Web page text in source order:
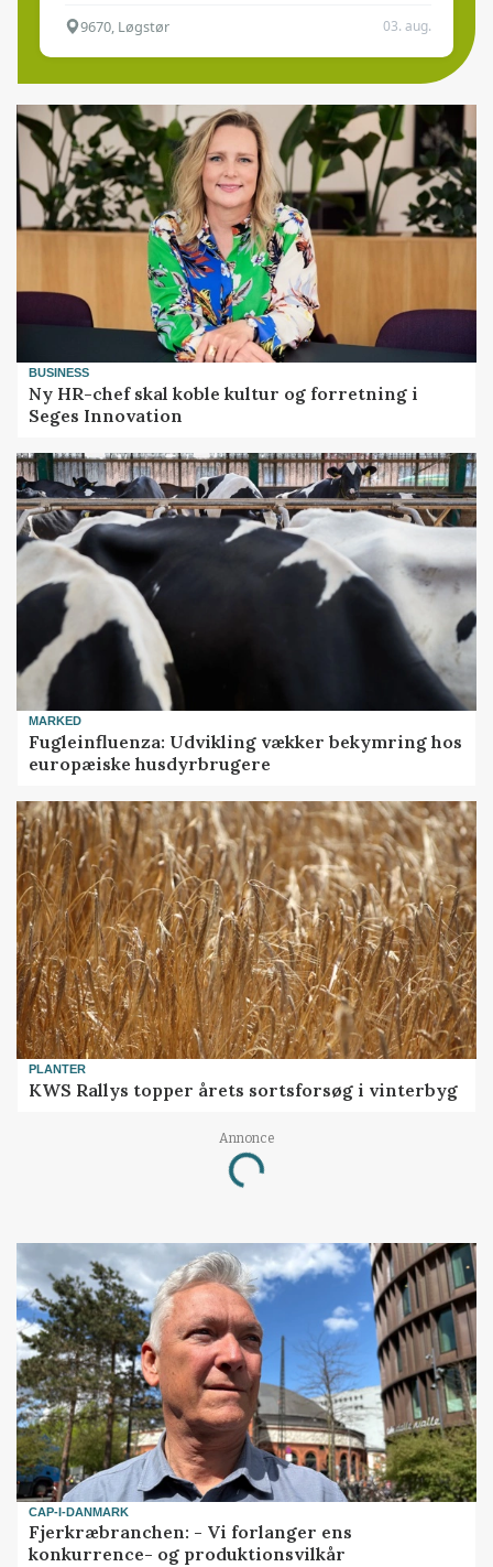
9670, Løgstør 03. aug.
BUSINESS
Ny HR-chef skal koble kultur og forretning i
Seges Innovation
MARKED
Fugleinfluenza: Udvikling vækker bekymring hos
europæiske husdyrbrugere
PLANTER
KWS Rallys topper årets sortsforsøg i vinterbyg
Annonce
Loading...
CAP-I-DANMARK
Fjerkræbranchen: - Vi forlanger ens
konkurrence- og produktionsvilkår